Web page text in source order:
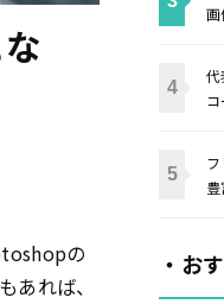
の
れば、
画
代
豊
・お